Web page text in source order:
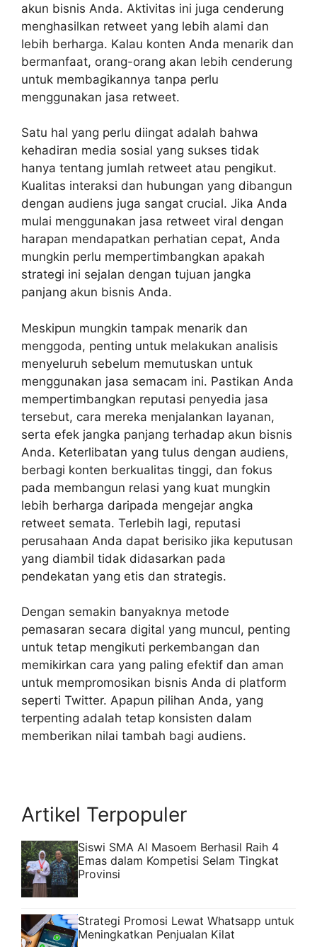
akun bisnis Anda. Aktivitas ini juga cenderung
menghasilkan retweet yang lebih alami dan
lebih berharga. Kalau konten Anda menarik dan
bermanfaat, orang-orang akan lebih cenderung
untuk membagikannya tanpa perlu
menggunakan jasa retweet.
Satu hal yang perlu diingat adalah bahwa
kehadiran media sosial yang sukses tidak
hanya tentang jumlah retweet atau pengikut.
Kualitas interaksi dan hubungan yang dibangun
dengan audiens juga sangat crucial. Jika Anda
mulai menggunakan jasa retweet viral dengan
harapan mendapatkan perhatian cepat, Anda
mungkin perlu mempertimbangkan apakah
strategi ini sejalan dengan tujuan jangka
panjang akun bisnis Anda.
Meskipun mungkin tampak menarik dan
menggoda, penting untuk melakukan analisis
menyeluruh sebelum memutuskan untuk
menggunakan jasa semacam ini. Pastikan Anda
mempertimbangkan reputasi penyedia jasa
tersebut, cara mereka menjalankan layanan,
serta efek jangka panjang terhadap akun bisnis
Anda. Keterlibatan yang tulus dengan audiens,
berbagi konten berkualitas tinggi, dan fokus
pada membangun relasi yang kuat mungkin
lebih berharga daripada mengejar angka
retweet semata. Terlebih lagi, reputasi
perusahaan Anda dapat berisiko jika keputusan
yang diambil tidak didasarkan pada
pendekatan yang etis dan strategis.
Dengan semakin banyaknya metode
pemasaran secara digital yang muncul, penting
untuk tetap mengikuti perkembangan dan
memikirkan cara yang paling efektif dan aman
untuk mempromosikan bisnis Anda di platform
seperti Twitter. Apapun pilihan Anda, yang
terpenting adalah tetap konsisten dalam
memberikan nilai tambah bagi audiens.
Artikel Terpopuler
Siswi SMA Al Masoem Berhasil Raih 4
Emas dalam Kompetisi Selam Tingkat
Provinsi
Strategi Promosi Lewat Whatsapp untuk
Meningkatkan Penjualan Kilat